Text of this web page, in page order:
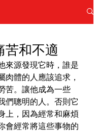
苦和不適
來源發現它時，誰是
肉體的人應該追求，
苦。讓他成為一些
們聰明的人。否則它
上，因為經常和麻煩
會經常將這些事物的